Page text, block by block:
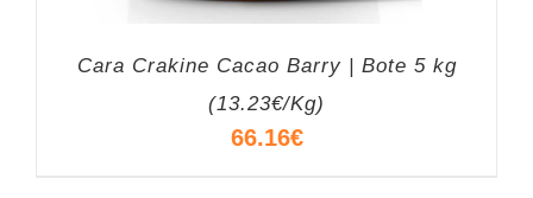
Cara Crakine Cacao Barry | Bote 5 kg
(13.23€/Kg)
66.16€